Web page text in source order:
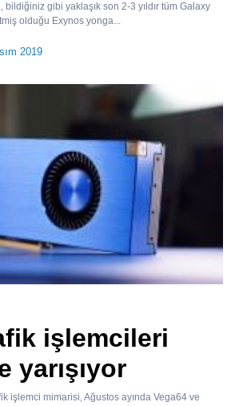
gibi yaklaşık son 2-3 yıldır tüm Galaxy
olduğu Exynos yonga...
2019
işlemcileri
yarışıyor
işlemci mimarisi, Ağustos ayında Vega64 ve